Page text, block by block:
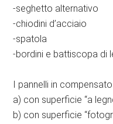
-seghetto alternativo
-chiodini d’acciaio
-spatola
-bordini e battiscopa di
I pannelli in
a) con superficie “a
b) con superficie